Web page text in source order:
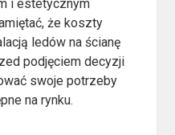
i estetycznym
że koszty
ledów na ścianę
podjęciem decyzji
swoje potrzeby
na rynku.